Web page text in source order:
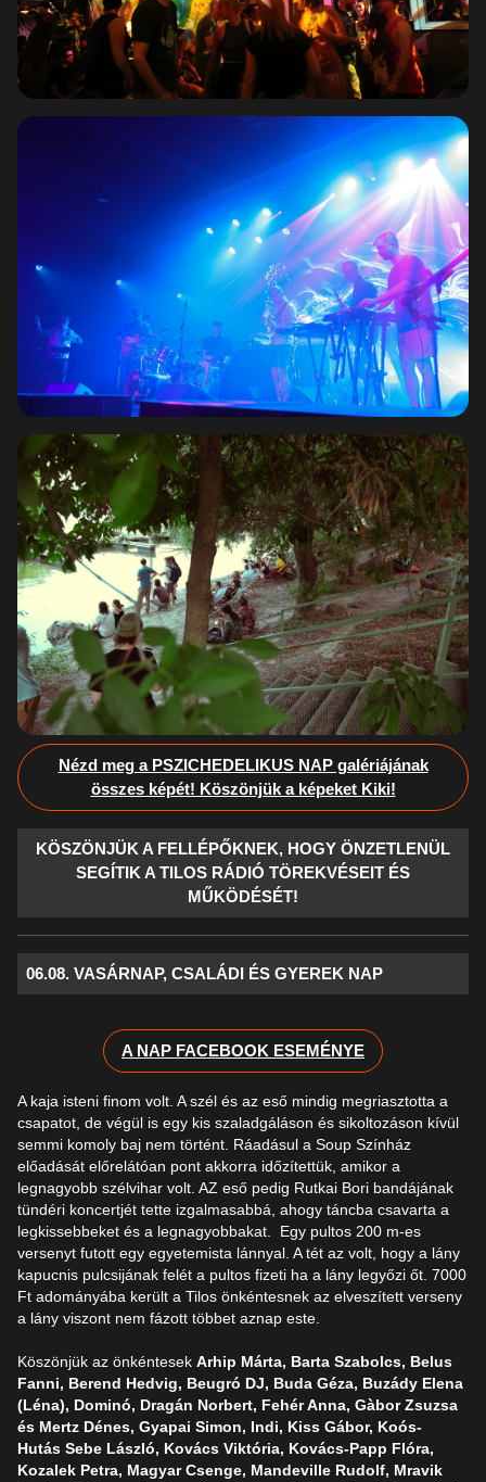
Nézd meg a PSZICHEDELIKUS NAP galériájának
összes képét! Köszönjük a képeket Kiki!
KÖSZÖNJÜK A FELLÉPŐKNEK, HOGY ÖNZETLENÜL
SEGÍTIK A TILOS RÁDIÓ TÖREKVÉSEIT ÉS
MŰKÖDÉSÉT!
06.08. VASÁRNAP, CSALÁDI ÉS GYEREK NAP
A NAP FACEBOOK ESEMÉNYE
A kaja isteni finom volt. A szél és az eső mindig megriasztotta a
csapatot, de végül is egy kis szaladgáláson és sikoltozáson kívül
semmi komoly baj nem történt. Ráadásul a Soup Színház
előadását előrelátóan pont akkorra időzítettük, amikor a
legnagyobb szélvihar volt. AZ eső pedig Rutkai Bori bandájának
tündéri koncertjét tette izgalmasabbá, ahogy táncba csavarta a
legkissebbeket és a legnagyobbakat. Egy pultos 200 m-es
versenyt futott egy egyetemista lánnyal. A tét az volt, hogy a lány
kapucnis pulcsijának felét a pultos fizeti ha a lány legyőzi őt. 7000
Ft adományába került a Tilos önkéntesnek az elveszített verseny
a lány viszont nem fázott többet aznap este.
Köszönjük az önkéntesek Arhip Márta, Barta Szabolcs, Belus
Fanni, Berend Hedvig, Beugró DJ, Buda Géza, Buzády Elena
(Léna), Dominó, Dragán Norbert, Fehér Anna, Gàbor Zsuzsa
és Mertz Dénes, Gyapai Simon, Indi, Kiss Gábor, Koós-
Hutás Sebe László, Kovács Viktória, Kovács-Papp Flóra,
Kozalek Petra, Magyar Csenge, Mandeville Rudolf, Mravik